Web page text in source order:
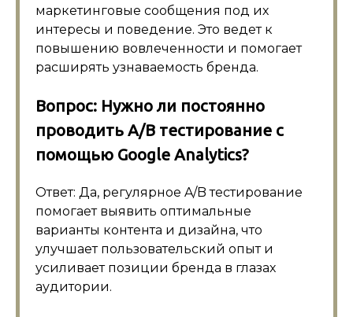
маркетинговые сообщения под их
интересы и поведение. Это ведет к
повышению вовлеченности и помогает
расширять узнаваемость бренда.
Вопрос: Нужно ли постоянно
проводить A/B тестирование с
помощью Google Analytics?
Ответ: Да, регулярное A/B тестирование
помогает выявить оптимальные
варианты контента и дизайна, что
улучшает пользовательский опыт и
усиливает позиции бренда в глазах
аудитории.